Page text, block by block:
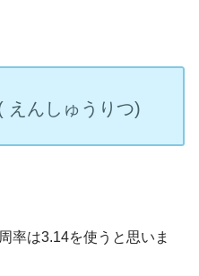
えんしゅうりつ)
率は3.14を使うと思いま